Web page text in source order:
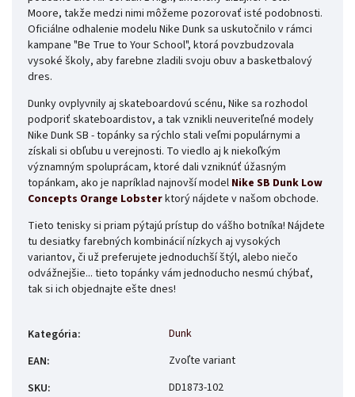
Moore, takže medzi nimi môžeme pozorovať isté podobnosti.
Oficiálne odhalenie modelu Nike Dunk sa uskutočnilo v rámci
kampane "Be True to Your School", ktorá povzbudzovala
vysoké školy, aby farebne zladili svoju obuv a basketbalový
dres.
Dunky ovplyvnily aj skateboardovú scénu, Nike sa rozhodol
podporiť skateboardistov, a tak vznikli neuveriteľné modely
Nike Dunk SB - topánky sa rýchlo stali veľmi populárnymi a
získali si obľubu u verejnosti. To viedlo aj k niekoľkým
významným spoluprácam, ktoré dali vzniknúť úžasným
topánkam, ako je napríklad najnovší model Nike SB Dunk Low
Concepts Orange Lobsterktorý nájdete v našom obchode.
Tieto tenisky si priam pýtajú prístup do vášho botníka! Nájdete
tu desiatky farebných kombinácií nízkych aj vysokých
variantov, či už preferujete jednoduchší štýl, alebo niečo
odvážnejšie... tieto topánky vám jednoducho nesmú chýbať,
tak si ich objednajte ešte dnes!
Kategória:
Dunk
EAN:
Zvoľte variant
SKU:
DD1873-102